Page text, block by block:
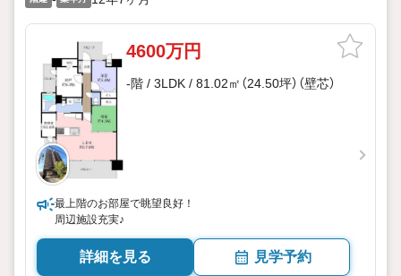
4600万円
-階 / 3LDK / 81.02㎡（24.50坪）（壁芯）
最上階のお部屋で眺望良好！
周辺施設充実♪
詳細を見る 見学予約